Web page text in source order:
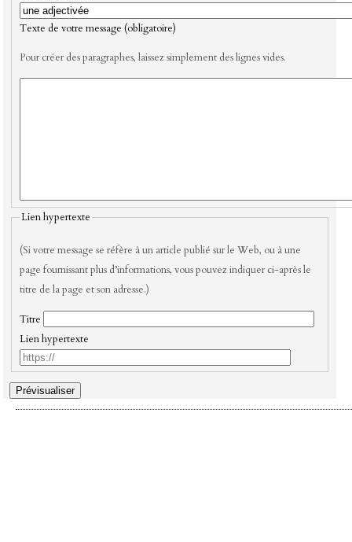
Texte de votre message (obligatoire)
Pour créer des paragraphes, laissez simplement des lignes vides.
Lien hypertexte
(Si votre message se réfère à un article publié sur le Web, ou à une
page fournissant plus d’informations, vous pouvez indiquer ci-après le
titre de la page et son adresse.)
Titre
Lien hypertexte